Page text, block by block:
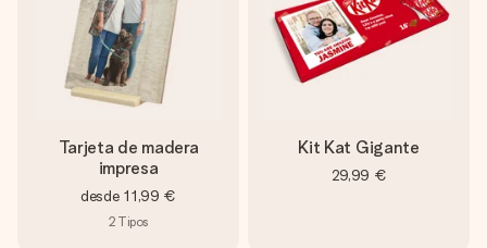
Tarjeta de madera
impresa
desde 11,99 €
2 Tipos
Kit Kat Gigante
29,99 €